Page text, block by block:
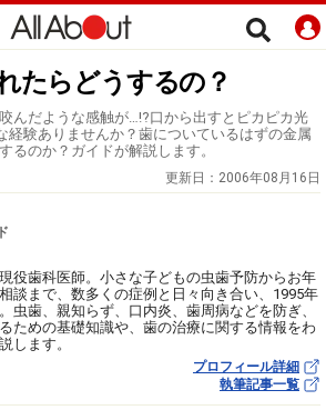
たらどうするの？
んだような感触が…!?口から出すとピカピカ光
経験ありませんか？歯についているはずの金属
るのか？ガイドが解説します。
更新日： 2006年08月16日
役歯科医師。小さな子どもの虫歯予防からお年
談まで、数多くの症例と日々向き合い、1995年
虫歯、親知らず、口内炎、歯周病などを防ぎ、
ための基礎知識や、歯の治療に関する情報をわ
します。
プロフィール詳細
執筆記事一覧